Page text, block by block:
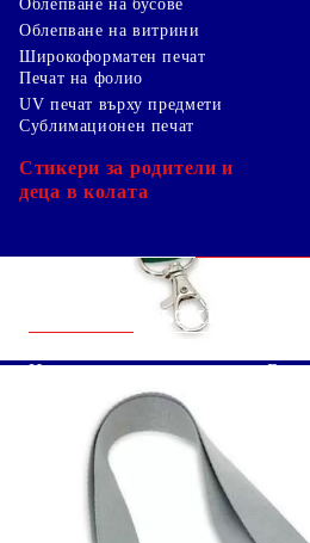
Облепване на бусове
Облепване на витрини
Широкоформатен печат
Печат на фолио
UV печат върху предмети
Сублимационен печат
Стикери за родители и
деца в колата
Бързи връзки
Начало
Чести Въпроси
Регистрация
Блог